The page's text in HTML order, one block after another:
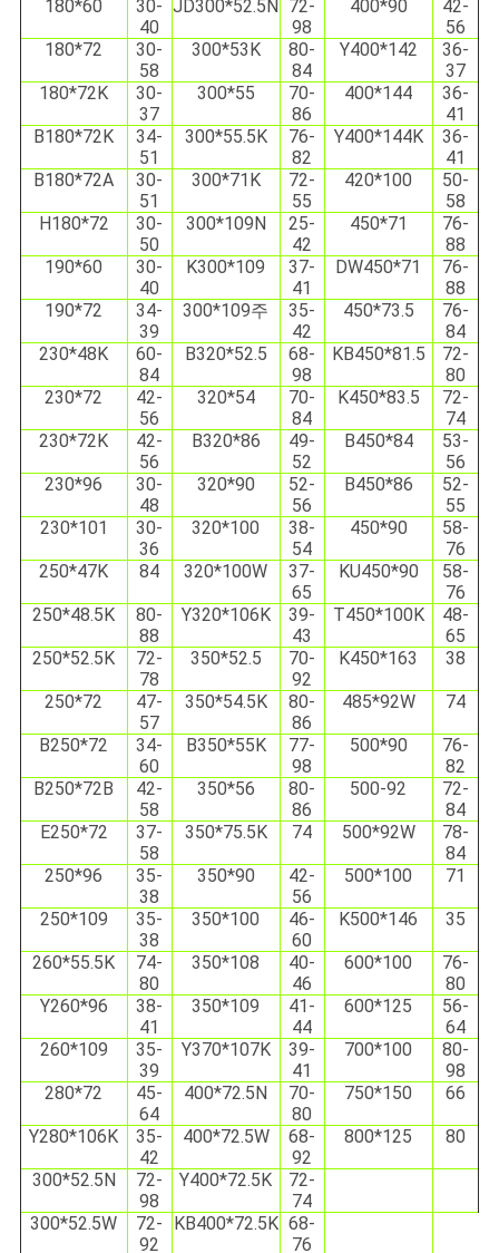
180*60
30-
40
JD300*52.5N 72-
98
400*90
42-
56
180*72
30-
58
300*53K
80-
84
Y400*142
36-
37
180*72K
30-
37
300*55
70-
86
400*144
36-
41
B180*72K
34-
51
300*55.5K
76-
82
Y400*144K
36-
41
B180*72A
30-
51
300*71K
72-
55
420*100
50-
58
H180*72
30-
50
300*109N
25-
42
450*71
76-
88
190*60
30-
40
K300*109
37-
41
DW450*71
76-
88
190*72
34-
39
300*109주
35-
42
450*73.5
76-
84
230*48K
60-
84
B320*52.5
68-
98
KB450*81.5
72-
80
230*72
42-
56
320*54
70-
84
K450*83.5
72-
74
230*72K
42-
56
B320*86
49-
52
B450*84
53-
56
230*96
30-
48
320*90
52-
56
B450*86
52-
55
230*101
30-
36
320*100
38-
54
450*90
58-
76
250*47K
84 320*100W
37-
65
KU450*90
58-
76
250*48.5K
80-
88
Y320*106K
39-
43
T450*100K
48-
65
250*52.5K
72-
78
350*52.5
70-
92
K450*163 38
250*72
47-
57
350*54.5K
80-
86
485*92W 74
B250*72
34-
60
B350*55K
77-
98
500*90
76-
82
B250*72B
42-
58
350*56
80-
86
500-92
72-
84
E250*72
37-
58
350*75.5K 74 500*92W
78-
84
250*96
35-
38
350*90
42-
56
500*100 71
250*109
35-
38
350*100
46-
60
K500*146 35
260*55.5K
74-
80
350*108
40-
46
600*100
76-
80
Y260*96
38-
41
350*109
41-
44
600*125
56-
64
260*109
35-
39
Y370*107K
39-
41
700*100
80-
98
280*72
45-
64
400*72.5N
70-
80
750*150 66
Y280*106K
35-
42
400*72.5W
68-
92
800*125 80
300*52.5N
72-
98
Y400*72.5K
72-
74
300*52.5W
72-
92
KB400*72.5K 68-
76